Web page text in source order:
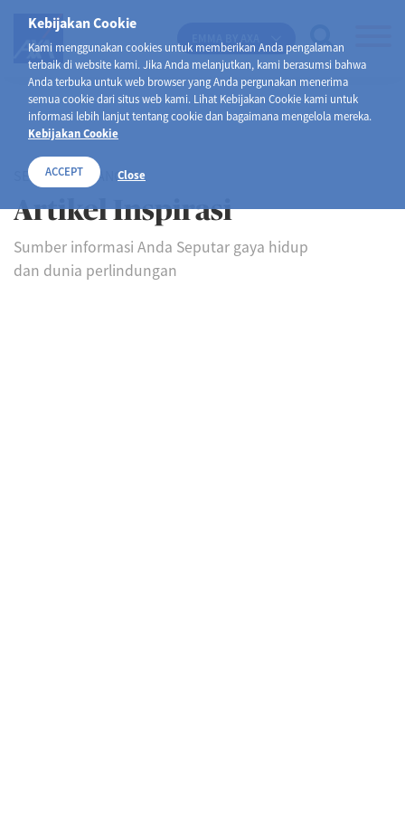
Kebijakan Cookie
Kami menggunakan cookies untuk memberikan Anda pengalaman
terbaik di website kami. Jika Anda melanjutkan, kami berasumsi bahwa
Anda terbuka untuk web browser yang Anda pergunakan menerima
semua cookie dari situs web kami. Lihat Kebijakan Cookie kami untuk
informasi lebih lanjut tentang cookie dan bagaimana mengelola mereka.
Kebijakan Cookie
ACCEPT Close
SELAMAT DATANG DI
Artikel Inspirasi
Sumber informasi Anda Seputar gaya hidup
dan dunia perlindungan